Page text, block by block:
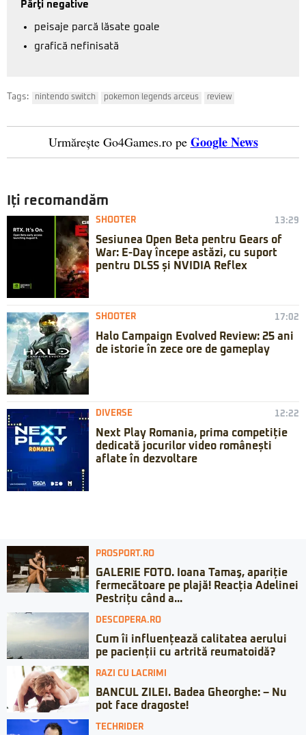
Părţi negative
peisaje parcă lăsate goale
grafică nefinisată
Tags: nintendo switch pokemon legends arceus review
Urmărește Go4Games.ro pe Google News
Iți recomandăm
SHOOTER 13:29
Sesiunea Open Beta pentru Gears of
War: E-Day începe astăzi, cu suport
pentru DLSS și NVIDIA Reflex
SHOOTER 17:02
Halo Campaign Evolved Review: 25 ani
de istorie în zece ore de gameplay
DIVERSE 12:22
Next Play Romania, prima competiție
dedicată jocurilor video românești
aflate în dezvoltare
PROSPORT.RO
GALERIE FOTO. Ioana Tamaş, apariție
fermecătoare pe plajă! Reacția Adelinei
Pestrițu când a...
DESCOPERA.RO
Cum îi influențează calitatea aerului
pe pacienții cu artrită reumatoidă?
RAZI CU LACRIMI
BANCUL ZILEI. Badea Gheorghe: – Nu
pot face dragoste!
TECHRIDER